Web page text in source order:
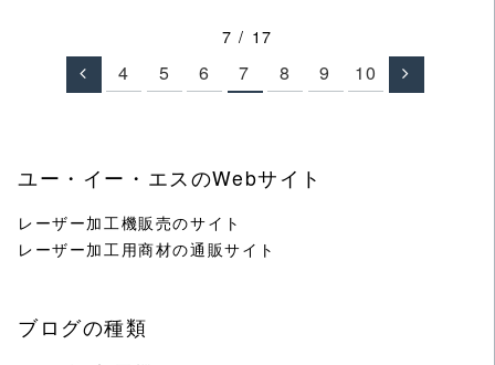
7 / 17
4 5 6 7 8 9 10
ユー・イー・エスのWebサイト
レーザー加工機販売のサイト
レーザー加工用商材の通販サイト
ブログの種類